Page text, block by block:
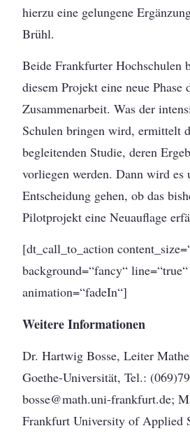
hierzu eine gelungene
Brühl.
Beide Frankfurter Hochschulen
diesem Projekt eine neue Phase
Zusammenarbeit. Was der
Schulen bringen wird, ermittelt
begleitenden Studie, deren
vorliegen werden. Dann wird es
Entscheidung gehen, ob das
Pilotprojekt eine Neuauflage
[dt_call_to_action
background=“fancy“ line=“true“
animation=“fadeIn“]
Weitere Informationen
Dr. Hartwig Bosse, Leiter
Goethe-Universität, Tel.:
bosse@math.uni-frankfurt.de;
Frankfurt University of Applied